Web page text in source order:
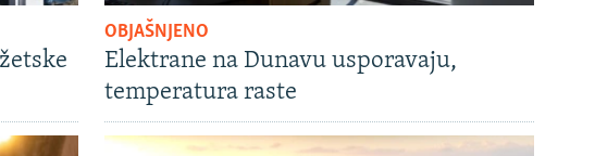
OBJAŠNJENO
Elektrane na Dunavu usporavaju,
temperatura raste